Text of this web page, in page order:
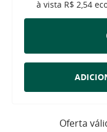
à vista R$ 2,54
Oferta